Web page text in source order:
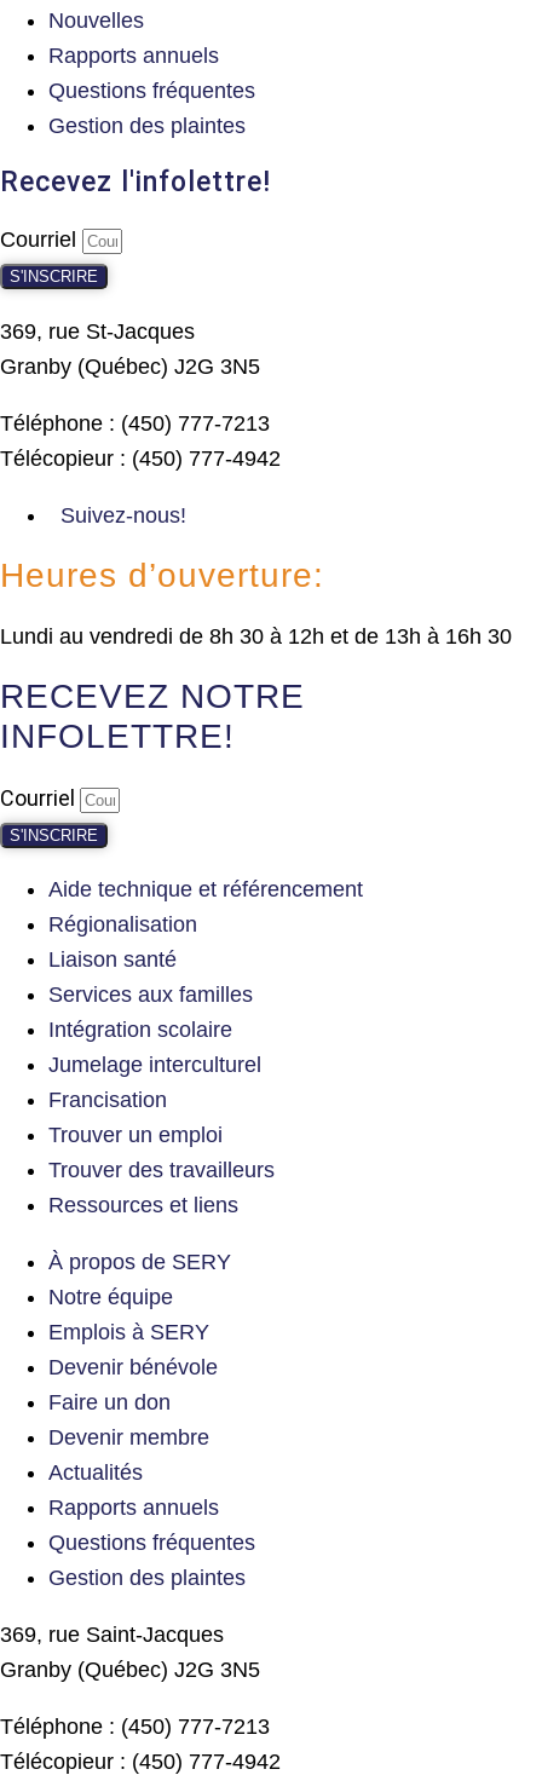
Nouvelles
Rapports annuels
Questions fréquentes
Gestion des plaintes
Recevez l'infolettre!
Courriel
S'INSCRIRE
369, rue St-Jacques
Granby (Québec) J2G 3N5
Téléphone : (450) 777-7213
Télécopieur : (450) 777-4942
Suivez-nous!
Heures d’ouverture:
Lundi au vendredi de 8h 30 à 12h et de 13h à 16h 30
RECEVEZ NOTRE
INFOLETTRE!
Courriel
S'INSCRIRE
Aide technique et référencement
Régionalisation
Liaison santé
Services aux familles
Intégration scolaire
Jumelage interculturel
Francisation
Trouver un emploi
Trouver des travailleurs
Ressources et liens
À propos de SERY
Notre équipe
Emplois à SERY
Devenir bénévole
Faire un don
Devenir membre
Actualités
Rapports annuels
Questions fréquentes
Gestion des plaintes
369, rue Saint-Jacques
Granby (Québec) J2G 3N5
Téléphone : (450) 777-7213
Télécopieur : (450) 777-4942